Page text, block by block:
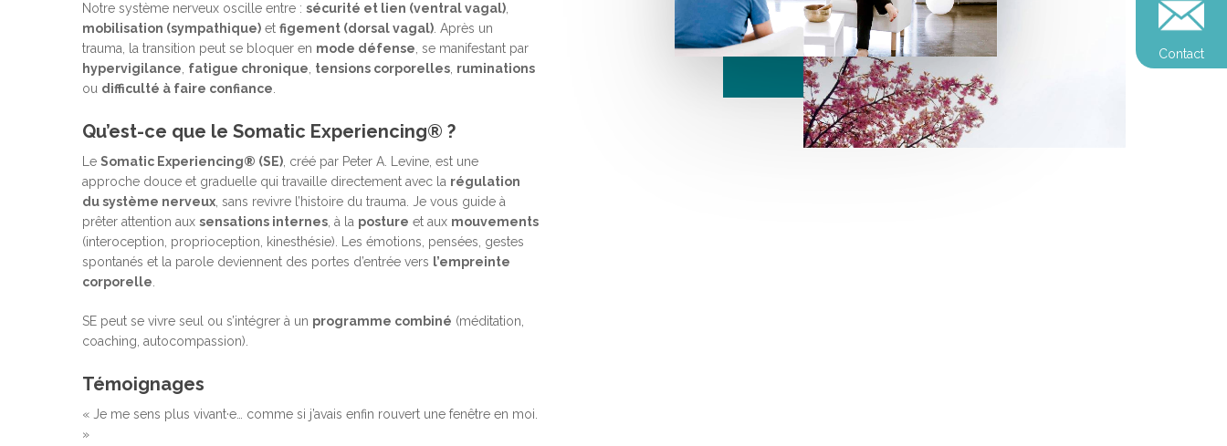
Notre système nerveux oscille entre : sécurité et lien (ventral vagal)
mobilisation (sympathique) et figement (dorsal vagal) . Après un
trauma, la transition peut se bloquer en mode défense , se manifestant par
hypervigilance fatigue chronique tensions corporelles ruminations
ou difficulté à faire confiance
Qu’est-ce que le Somatic Experiencing® ?
Le Somatic Experiencing® (SE) , créé par Peter A. Levine, est une
approche douce et graduelle qui travaille directement avec la régulation
du système nerveux , sans revivre l’histoire du trauma. Je vous guide à
prêter attention aux sensations internes , à la posture et aux mouvements
(interoception, proprioception, kinesthésie). Les émotions, pensées, gestes
spontanés et la parole deviennent des portes d’entrée vers l’empreinte
corporelle
SE peut se vivre seul ou s’intégrer à un programme combiné (méditation,
coaching, autocompassion).
Témoignages
« Je me sens plus vivant·e… comme si j’avais enfin rouvert une fenêtre en moi.
»
Contact